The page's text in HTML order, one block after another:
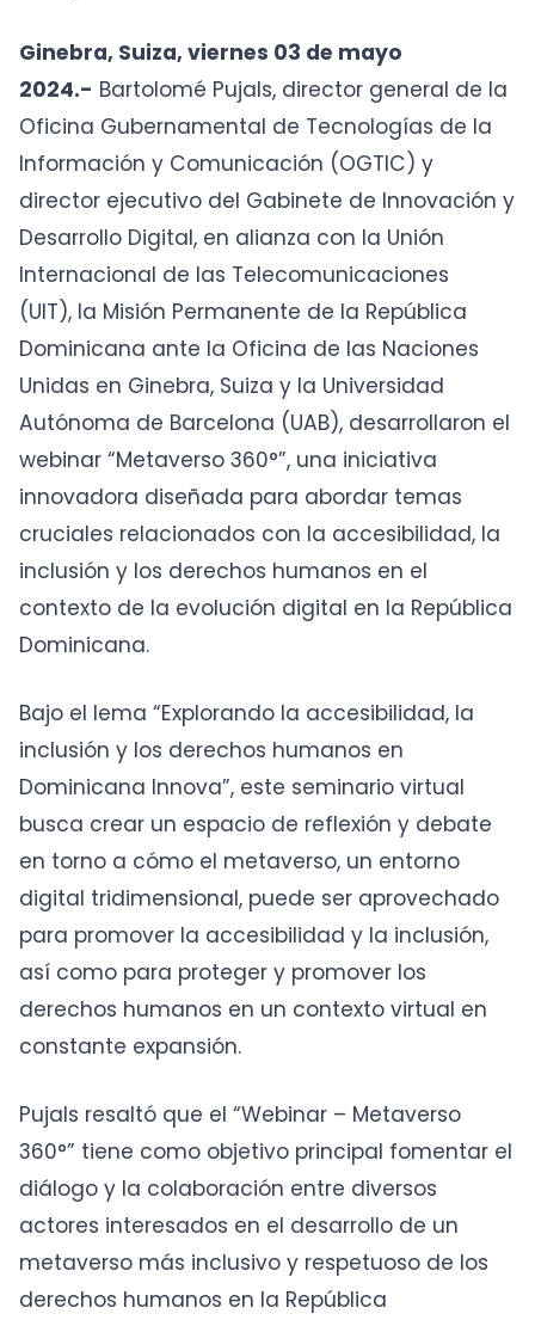
Ginebra, Suiza, viernes 03 de mayo
2024.- Bartolomé Pujals, director general de la
Oficina Gubernamental de Tecnologías de la
Información y Comunicación (OGTIC) y
director ejecutivo del Gabinete de Innovación y
Desarrollo Digital, en alianza con la Unión
Internacional de las Telecomunicaciones
(UIT), la Misión Permanente de la República
Dominicana ante la Oficina de las Naciones
Unidas en Ginebra, Suiza y la Universidad
Autónoma de Barcelona (UAB), desarrollaron el
webinar “Metaverso 360°”, una iniciativa
innovadora diseñada para abordar temas
cruciales relacionados con la accesibilidad, la
inclusión y los derechos humanos en el
contexto de la evolución digital en la República
Dominicana.
Bajo el lema “Explorando la accesibilidad, la
inclusión y los derechos humanos en
Dominicana Innova”, este seminario virtual
busca crear un espacio de reflexión y debate
en torno a cómo el metaverso, un entorno
digital tridimensional, puede ser aprovechado
para promover la accesibilidad y la inclusión,
así como para proteger y promover los
derechos humanos en un contexto virtual en
constante expansión.
Pujals resaltó que el “Webinar – Metaverso
360°” tiene como objetivo principal fomentar el
diálogo y la colaboración entre diversos
actores interesados en el desarrollo de un
metaverso más inclusivo y respetuoso de los
derechos humanos en la República